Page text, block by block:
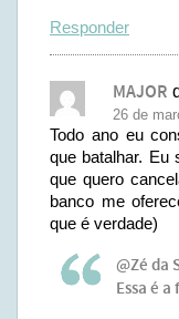
Responder
MAJOR
26 de
Todo ano eu
que batalhar. Eu
que quero
banco me
que é verdade)
@Zé da
Essa é